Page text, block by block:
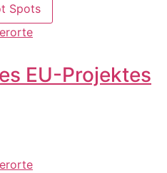
Spots
EU-Projektes